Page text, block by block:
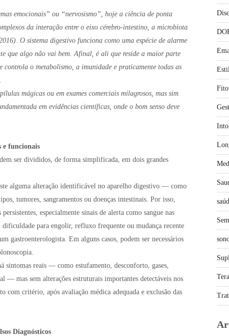
emocionais” ou “nervosismo”, hoje a ciência de ponta
da interação entre o eixo cérebro-intestino, a microbiota
O sistema digestivo funciona como uma espécie de alarme
que algo não vai bem. Afinal, é ali que reside a maior parte
controla o metabolismo, a imunidade e praticamente todas as
mágicas ou em exames comerciais milagrosos, mas sim
em evidências científicas, onde o bom senso deve
e funcionais
ser divididos, de forma simplificada, em dois grandes
alguma alteração identificável no aparelho digestivo — como
tumores, sangramentos ou doenças intestinais. Por isso,
especialmente sinais de alerta como sangue nas
dificuldade para engolir, refluxo frequente ou mudança recente
gastroenterologista. Em alguns casos, podem ser necessários
sintomas reais — como estufamento, desconforto, gases,
— mas sem alterações estruturais importantes detectáveis nos
com critério, após avaliação médica adequada e exclusão das
Diagnósticos